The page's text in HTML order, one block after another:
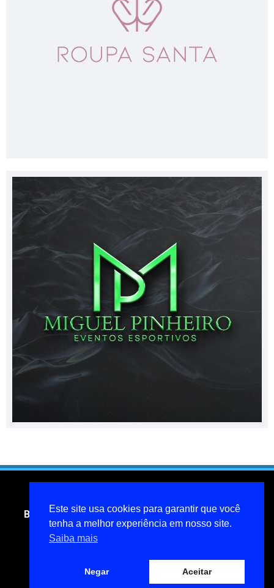
Blog do jornalista Miguel Pinheiro- todos os direitos
reservados
miguelpinheiroarcanjo@hotmail.com
Política de privacidade
Este site usa cookies para garantir que você
tenha a melhor experiência em nosso site.
Saiba mais
Negar Aceitar